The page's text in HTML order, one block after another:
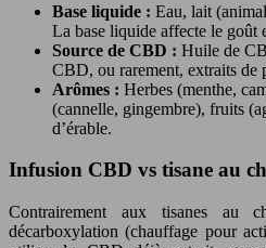
Base liquide : Eau, lait
La base liquide affecte le goût
Source de CBD : Huile de
CBD, ou rarement, extraits de
Arômes : Herbes (menthe,
(cannelle, gingembre), fruits
d’érable.
Infusion CBD vs tisane au
Contrairement aux tisanes au
décarboxylation (chauffage pour